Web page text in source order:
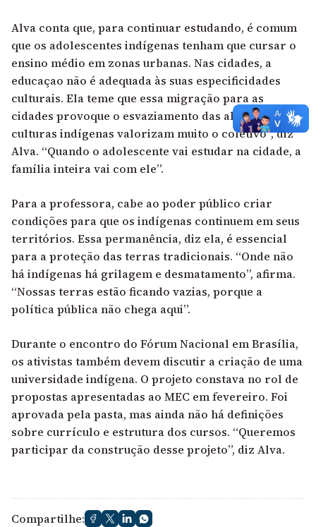
Alva conta que, para continuar estudando, é comum
que os adolescentes indígenas tenham que cursar o
ensino médio em zonas urbanas. Nas cidades, a
educaçao não é adequada às suas especificidades
culturais. Ela teme que essa migração para as
cidades provoque o esvaziamento das aldeias. “As
culturas indígenas valorizam muito o coletivo”, diz
Alva. “Quando o adolescente vai estudar na cidade, a
família inteira vai com ele”.
Para a professora, cabe ao poder público criar
condições para que os indígenas continuem em seus
territórios. Essa permanência, diz ela, é essencial
para a proteção das terras tradicionais. “Onde não
há indígenas há grilagem e desmatamento”, afirma.
“Nossas terras estão ficando vazias, porque a
política pública não chega aqui”.
Durante o encontro do Fórum Nacional em Brasília,
os ativistas também devem discutir a criação de uma
universidade indígena. O projeto constava no rol de
propostas apresentadas ao MEC em fevereiro. Foi
aprovada pela pasta, mas ainda não há definições
sobre currículo e estrutura dos cursos. “Queremos
participar da construção desse projeto”, diz Alva.
Compartilhe: